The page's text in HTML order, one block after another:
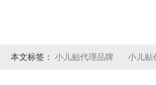
本文标签： 小儿贴代理品牌 小儿贴